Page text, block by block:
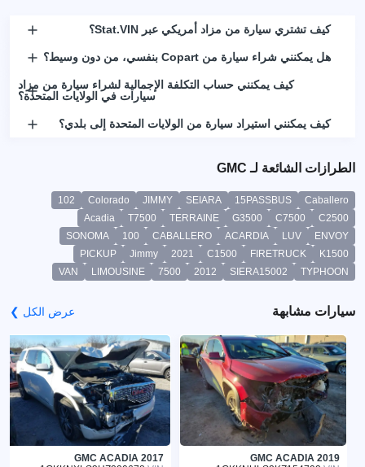
كيف تشتري سيارة من مزاد أمريكي عبر Stat.VIN؟
هل يمكنني شراء سيارة من Copart بنفسي، من دون وسيط؟
كيف يمكنني حساب التكلفة الإجمالية لشراء سيارة من مزاد
سيارات في الولايات المتحدة؟
كيف يمكنني استيراد سيارة من الولايات المتحدة إلى بلدي؟
الطرازات الشائعة لـ GMC
Caballero
15PASSBUS
SEIARA
JIMMY
Colorado
102
C2500
C7500
G3500
TERRAINE
T7500
Acadia
ENVOY
LUV
ACARDIA
CABALLERO
100
SONOMA
K1500
FIRETRUCK
C1500
2021
Jimmy
PICKUP
TYPHOON
SIERA15002
2012
7500
LIMOUSINE
VAN
سيارات مشابهة عرض الكل ❯
GMC ACADIA 2019
GMC ACADIA 2017